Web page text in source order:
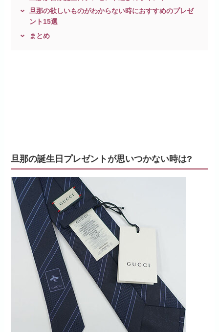
旦那の欲しいものがわからない時におすすめのプレゼ
ント15選
まとめ
旦那の誕生日プレゼントが思いつかない時は?